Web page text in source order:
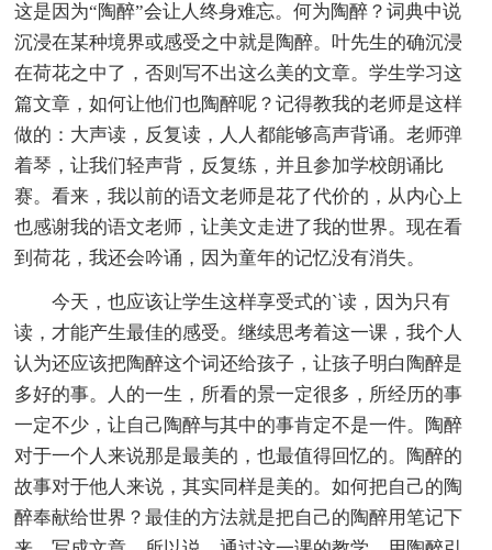
这是因为“陶醉”会让人终身难忘。何为陶醉？词典中说
沉浸在某种境界或感受之中就是陶醉。叶先生的确沉浸
在荷花之中了，否则写不出这么美的文章。学生学习这
篇文章，如何让他们也陶醉呢？记得教我的老师是这样
做的：大声读，反复读，人人都能够高声背诵。老师弹
着琴，让我们轻声背，反复练，并且参加学校朗诵比
赛。看来，我以前的语文老师是花了代价的，从内心上
也感谢我的语文老师，让美文走进了我的世界。现在看
到荷花，我还会吟诵，因为童年的记忆没有消失。
今天，也应该让学生这样享受式的`读，因为只有
读，才能产生最佳的感受。继续思考着这一课，我个人
认为还应该把陶醉这个词还给孩子，让孩子明白陶醉是
多好的事。人的一生，所看的景一定很多，所经历的事
一定不少，让自己陶醉与其中的事肯定不是一件。陶醉
对于一个人来说那是最美的，也最值得回忆的。陶醉的
故事对于他人来说，其实同样是美的。如何把自己的陶
醉奉献给世界？最佳的方法就是把自己的陶醉用笔记下